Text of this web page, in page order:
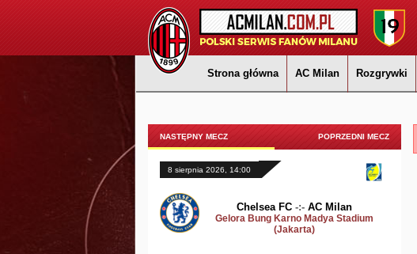
Strona główna AC Milan Rozgrywki
NASTĘPNY MECZ POPRZEDNI MECZ
8 sierpnia 2026, 14:00
Chelsea FC -:- AC Milan
Gelora Bung Karno Madya Stadium
(Jakarta)